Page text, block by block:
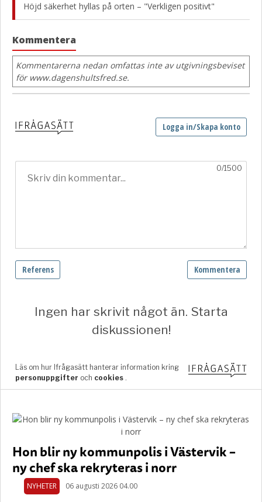
Höjd säkerhet hyllas på orten – "Verkligen positivt"
Kommentera
Kommentarerna nedan omfattas inte av utgivningsbeviset
för www.dagenshultsfred.se.
Hon blir ny kommunpolis i Västervik –
ny chef ska rekryteras i norr
NYHETER 06 augusti 2026 04.00